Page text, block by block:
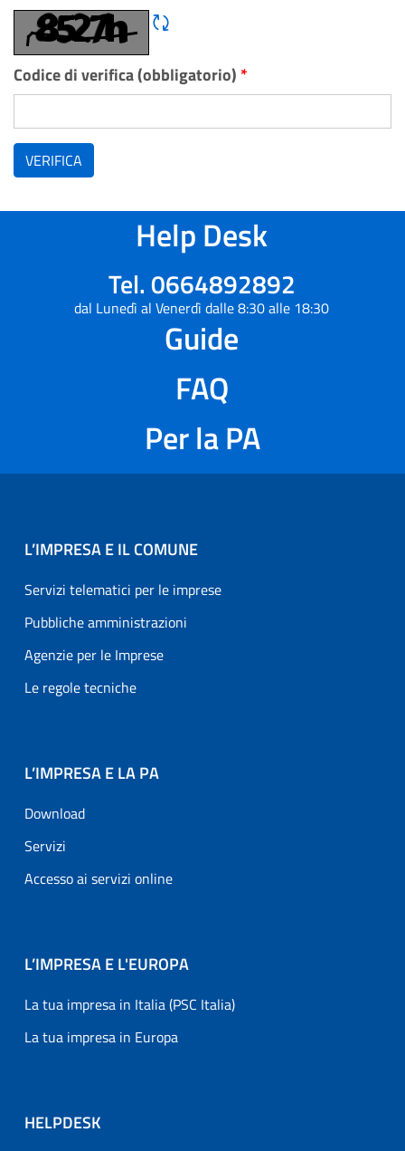
Rigene CAPTCHA
Codice di verifica (obbligatorio) *
VERIFICA
Help Desk
Tel. 0664892892
dal Lunedì al Venerdì dalle 8:30 alle 18:30
Guide
FAQ
Per la PA
L’IMPRESA E IL COMUNE
Servizi telematici per le imprese
Pubbliche amministrazioni
Agenzie per le Imprese
Le regole tecniche
L’IMPRESA E LA PA
Download
Servizi
Accesso ai servizi online
L’IMPRESA E L'EUROPA
La tua impresa in Italia (PSC Italia)
La tua impresa in Europa
HELPDESK